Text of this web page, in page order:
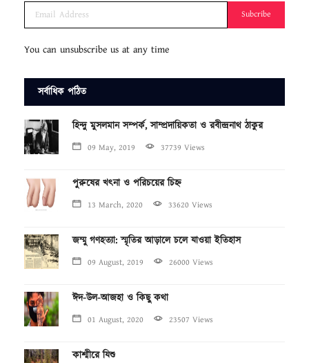
Subcribe
You can unsubscribe us at any time
সর্বাধিক পঠিত
হিন্দু মুসলমান সম্পর্ক, সাম্প্রদায়িকতা ও রবীন্দ্রনাথ ঠাকুর
09 May, 2019 37739 Views
পুরুষের খৎনা ও পরিচয়ের চিহ্ন
13 March, 2020 33620 Views
জম্মু গণহত্যা: স্মৃতির আড়ালে চলে যাওয়া ইতিহাস
09 August, 2019 26000 Views
ঈদ-উল-আজহা ও কিছু কথা
01 August, 2020 23507 Views
কাশ্মীরে যিশু